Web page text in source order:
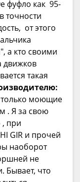
фуфло как 95-
точности
от этого
а кто своими
движков
такая
только моющие
. Я за свою
при
GIR и прочей
наоборот
не
Бывает, что